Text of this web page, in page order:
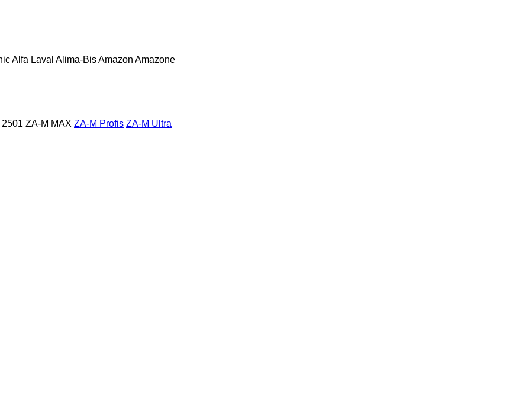
Alfa Laval Alima-BisAmazon Amazone
ZA-M MAX ZA-M Profis ZA-M Ultra